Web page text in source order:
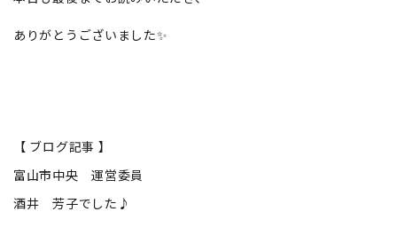
ありがとうございました✨
【 ブログ記事 】
富山市中央 運営委員
酒井 芳子でした♪